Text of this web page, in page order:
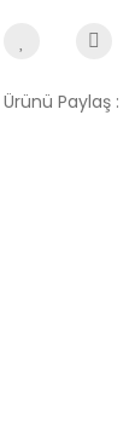
Ürünü Paylaş :